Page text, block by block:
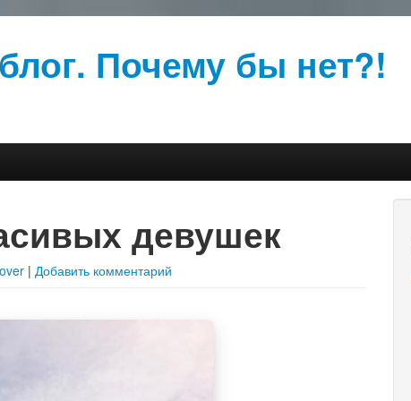
Почему бы нет?!
девушек
| Добавить комментарий